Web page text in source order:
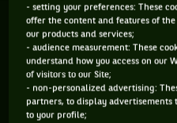
Enfin ! Après un mois à
toasts de foie gras et
saison de tennis reprend
année, ça se passe dans
Un Grand...
- setting your preferences: These
offer the content and features of
our products and services;
- audience measurement: These
understand how you access on our
of visitors to our Site;
- non-personalized advertising:
partners, to display
to your profile;